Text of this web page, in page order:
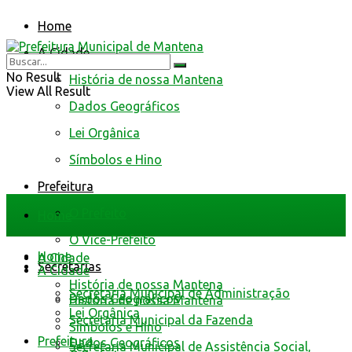
Home
A Cidade
História de nossa Mantena
Dados Geográficos
Lei Orgânica
Símbolos e Hino
Prefeitura
O Vice-Prefeito
Secretarias
Secretaria Municipal de Administração
Secretaria Municipal da Fazenda
Secretaria Municipal de Assistência Social,
No Result
View All Result
Home
A Cidade
História de nossa Mantena
Dados Geográficos
Home
A Cidade
História de nossa Mantena
Dados Geográficos
Lei Orgânica
Símbolos e Hino
Prefeitura